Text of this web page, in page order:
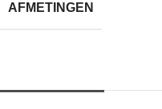
AFMETINGEN